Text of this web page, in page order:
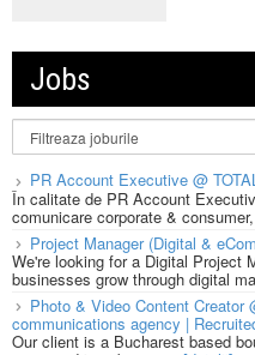
Jobs
PR Account Executive @
În calitate de PR Account
comunicare corporate &
Project Manager (Digital &
We're looking for a Digital Project
businesses grow through digital
Photo & Video Content Creator
communications agency |
Our client is a Bucharest based